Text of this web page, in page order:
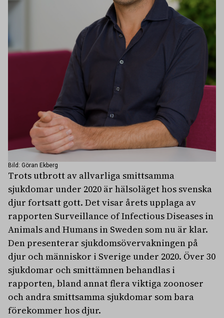
Bild: Göran Ekberg
Trots utbrott av allvarliga smittsamma
sjukdomar under 2020 är hälsoläget hos svenska
djur fortsatt gott. Det visar årets upplaga av
rapporten Surveillance of Infectious Diseases in
Animals and Humans in Sweden som nu är klar.
Den presenterar sjukdomsövervakningen på
djur och människor i Sverige under 2020. Över 30
sjukdomar och smittämnen behandlas i
rapporten, bland annat flera viktiga zoonoser
och andra smittsamma sjukdomar som bara
förekommer hos djur.